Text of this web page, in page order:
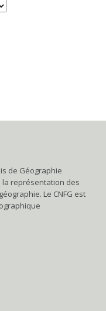
de Géographie
la représentation des
Le CNFG est